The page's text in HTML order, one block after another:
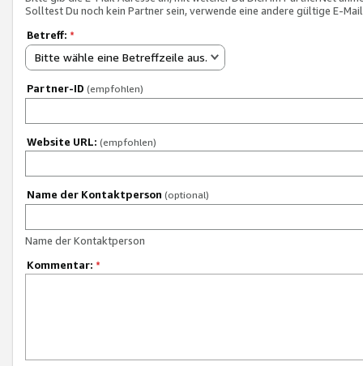
Solltest Du noch kein Partner sein, verwende eine andere gültige E-
Betreff: *
Bitte wähle eine Betreffzeile aus.
Partner-ID (empfohlen)
Website URL: (empfohlen)
Name der Kontaktperson (optional)
Name der Kontaktperson
Kommentar: *